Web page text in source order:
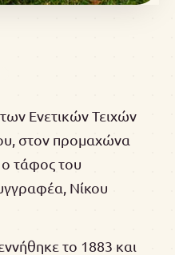
Ενετικών Τειχών
στον προμαχώνα
ο τάφος του
Νίκου
το 1883 και